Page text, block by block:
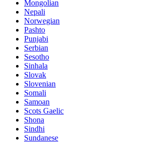
Mongolian
Nepali
Norwegian
Pashto
Punjabi
Serbian
Sesotho
Sinhala
Slovak
Slovenian
Somali
Samoan
Scots Gaelic
Shona
Sindhi
Sundanese